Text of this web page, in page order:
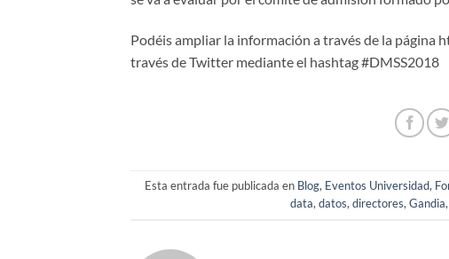
Podéis ampliar la información a través de la
través de Twitter mediante el hashtag #DMSS2018
Esta entrada fue publicada en Blog, Eventos Universidad,
data, datos, directores, Gandia,